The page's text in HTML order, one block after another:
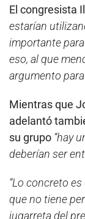
El congresista
estarían
importante
eso, al que
argumento
Mientras que
adelantó
su grupo “hay
deberían ser
“Lo concreto
que no tiene
jugarreta del